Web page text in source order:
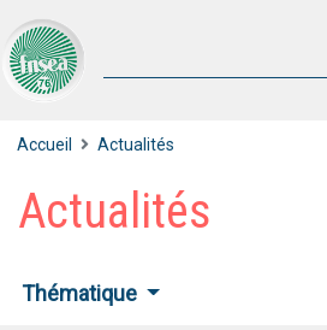
Accueil Actualités
Actualités
Thématique